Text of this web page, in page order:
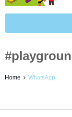
Home WhatsApp